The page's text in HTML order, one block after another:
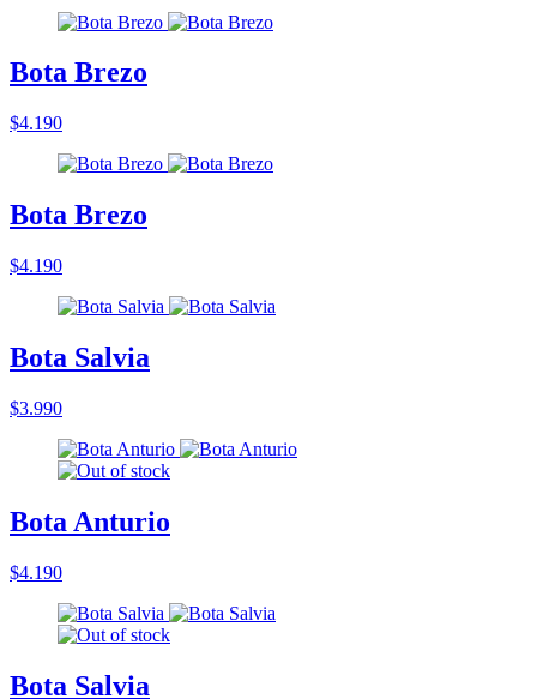
Bota Brezo
$4.190
Bota Brezo
$4.190
Bota Salvia
$3.990
Bota Anturio
$4.190
Bota Salvia